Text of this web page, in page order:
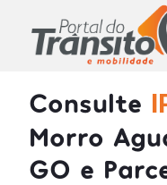
Consulte
Morro
GO e